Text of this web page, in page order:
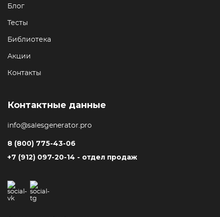
Блог
Тесты
Библиотека
Акции
Контакты
Контактные данные
info@salesgenerator.pro
8 (800) 775-43-06
+7 (912) 097-20-14 - отдел продаж